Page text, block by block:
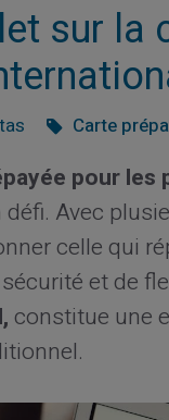
sur la
Carte
pour les
Avec
celle qui
et de
constitue une